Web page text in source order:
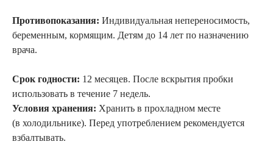
Противопоказания: Индивидуальная непереносимость,
беременным, кормящим. Детям до 14 лет по назначению
врача.
Срок годности: 12 месяцев. После вскрытия пробки
использовать в течение 7 недель.
Условия хранения: Хранить в прохладном месте
(в холодильнике). Перед употреблением рекомендуется
взбалтывать.